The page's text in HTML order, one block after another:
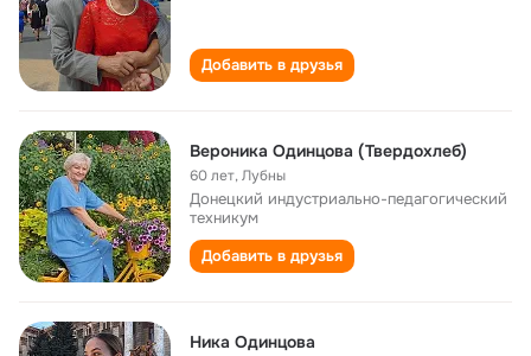
Добавить в друзья
Вероника Одинцова (Твердохлеб)
60 лет,Лубны
Донецкий индустриально-педагогический
техникум
Добавить в друзья
Ника Одинцова